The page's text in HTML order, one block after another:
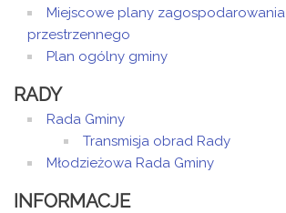
Miejscowe plany zagospodarowania
przestrzennego
Plan ogólny gminy
RADY
Rada Gminy
Transmisja obrad Rady
Młodzieżowa Rada Gminy
INFORMACJE